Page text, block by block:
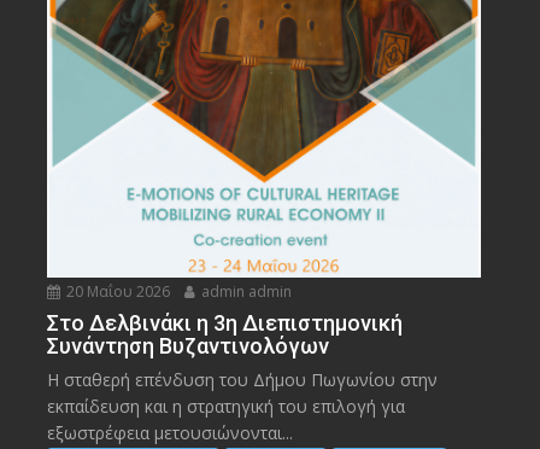
20 Μαΐου 2026 admin admin
Στο Δελβινάκι η 3η Διεπιστημονική
Συνάντηση Βυζαντινολόγων
Η σταθερή επένδυση του Δήμου Πωγωνίου στην
εκπαίδευση και η στρατηγική του επιλογή για
εξωστρέφεια μετουσιώνονται...